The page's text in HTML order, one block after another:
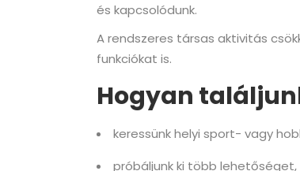
és kapcsolódunk.
A rendszeres társas aktivitás
funkciókat is.
Hogyan
keressünk helyi sport- vagy
próbáljunk ki több